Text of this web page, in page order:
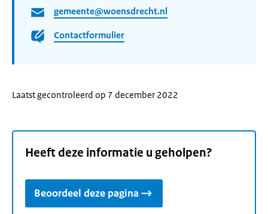
gemeente@woensdrecht.nl
Contactformulier
Laatst gecontroleerd op 7 december 2022
Heeft deze informatie u geholpen?
Beoordeel deze pagina